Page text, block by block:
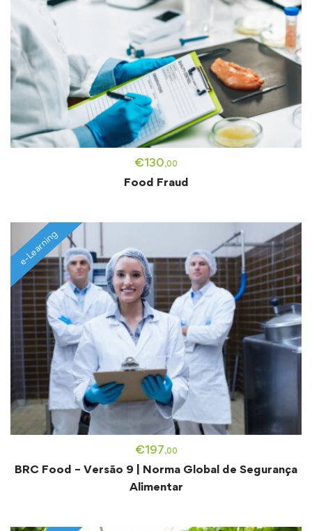
€130,00
Food Fraud
€197,00
e-Learning
BRC Food – Versão 9 | Norma Global de Segurança
Alimentar